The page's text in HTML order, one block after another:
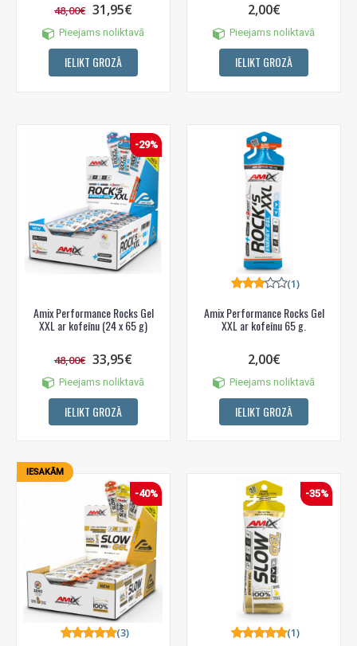
48,00€ 31,95€
Pieejams noliktavā
IELIKT GROZĀ
2,00€
Pieejams noliktavā
IELIKT GROZĀ
-29%
Amix Performance Rocks Gel
XXL ar kofeīnu (24 x 65 g)
48,00€ 33,95€
Pieejams noliktavā
IELIKT GROZĀ
Amix Performance Rocks Gel
XXL ar kofeīnu 65 g.
(1)
2,00€
Pieejams noliktavā
IELIKT GROZĀ
IESAKĀM
-40%
(3)
-35%
(1)